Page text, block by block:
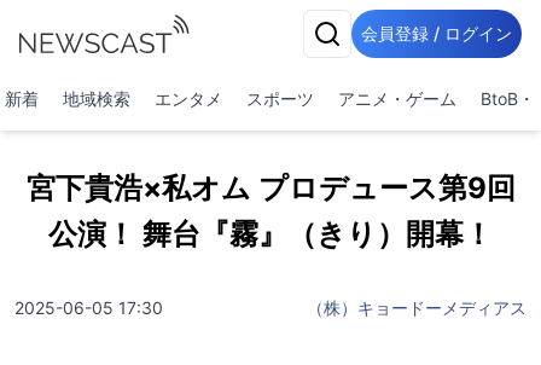
会員登録 / ログイン
新着 地域検索 エンタメ スポーツ アニメ・ゲーム BtoB・
宮下貴浩×私オム プロデュース第9回
公演！ 舞台『霧』（きり）開幕！
2025-06-05 17:30 （株）キョードーメディアス